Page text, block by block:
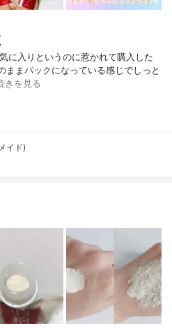
に入りというのに惹かれて購入した
ままパックになっている感じでしっと
きを見る
イド)